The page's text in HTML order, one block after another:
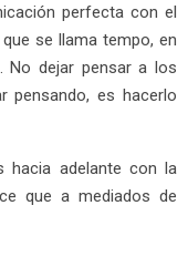
perfecta con el
se llama tempo, en
No dejar pensar a los
pensando, es hacerlo
hacia adelante con la
que a mediados de